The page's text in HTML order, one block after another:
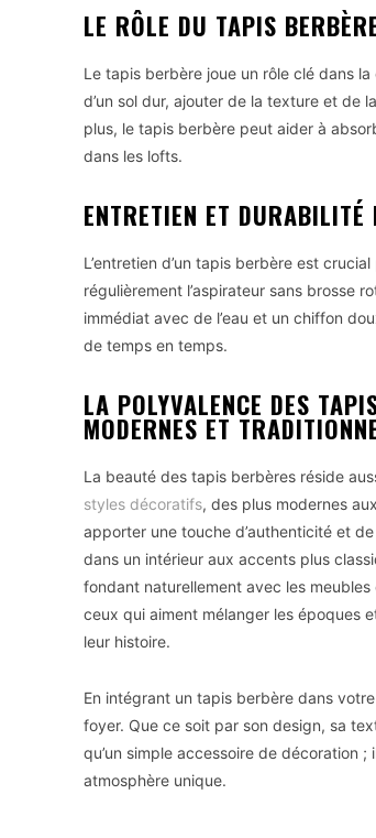
LE RÔLE DU TAPIS
Le tapis berbère joue un rôle clé dans
d’un sol dur, ajouter de la texture et de
plus, le tapis berbère peut aider à
dans les lofts.
ENTRETIEN ET DURABILITÉ
L’entretien d’un tapis berbère est
régulièrement l’aspirateur sans brosse
immédiat avec de l’eau et un chiffon
de temps en temps.
LA POLYVALENCE DES
MODERNES ET
La beauté des tapis berbères réside
styles décoratifs, des plus modernes
apporter une touche d’authenticité et
dans un intérieur aux accents plus
fondant naturellement avec les
ceux qui aiment mélanger les époques
leur histoire.
En intégrant un tapis berbère dans
foyer. Que ce soit par son design, sa
qu’un simple accessoire de décoration
atmosphère unique.